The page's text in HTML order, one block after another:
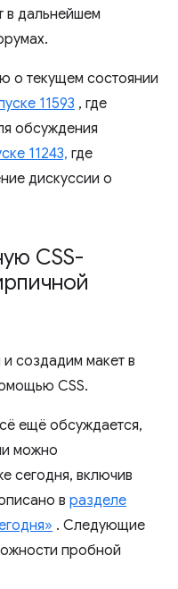
в дальнейшем
о текущем состоянии
11593 , где
обсуждения
11243, где
дискуссии о
CSS-
создадим макет в
CSS.
ещё обсуждается,
можно
сегодня, включив
в разделе
. Следующие
пробной